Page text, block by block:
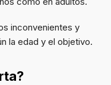
inconvenientes y
la edad y el objetivo.